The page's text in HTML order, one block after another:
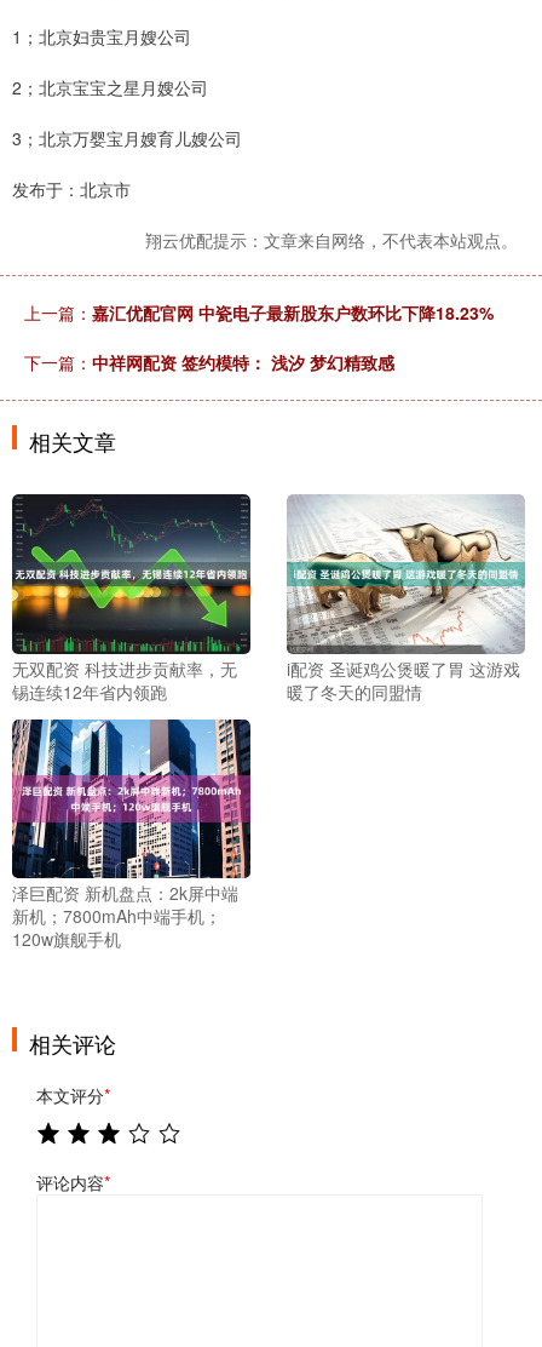
1；北京妇贵宝月嫂公司
2；北京宝宝之星月嫂公司
3；北京万婴宝月嫂育儿嫂公司
发布于：北京市
翔云优配提示：文章来自网络，不代表本站观点。
上一篇： 嘉汇优配官网 中瓷电子最新股东户数环比下降18.23%
下一篇： 中祥网配资 签约模特： 浅汐 梦幻精致感
相关文章
无双配资 科技进步贡献率，无
锡连续12年省内领跑
i配资 圣诞鸡公煲暖了胃 这游戏
暖了冬天的同盟情
泽巨配资 新机盘点：2k屏中端
新机；7800mAh中端手机；
120w旗舰手机
相关评论
本文评分*
评论内容*